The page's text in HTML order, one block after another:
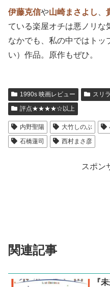
伊藤克信や山崎まさよし
ている楽屋オチは悪ノリな
なかでも、私の中ではトッ
い）作品。
原作もぜひ。
1990s 映画レビュー スリ
評点★★★★☆以上
内野聖陽 大竹しのぶ
石橋蓮司
西村まさ彦
スポン
関連記事
『